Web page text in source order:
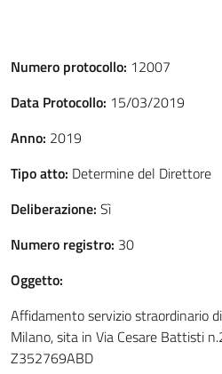
Numero protocollo: 12007
Data Protocollo: 15/03/2019
Anno: 2019
Tipo atto: Determine del Direttore
Deliberazione: Sì
Numero registro: 30
Oggetto:
Affidamento servizio straordinario
Milano, sita in Via Cesare Battisti
Z352769ABD